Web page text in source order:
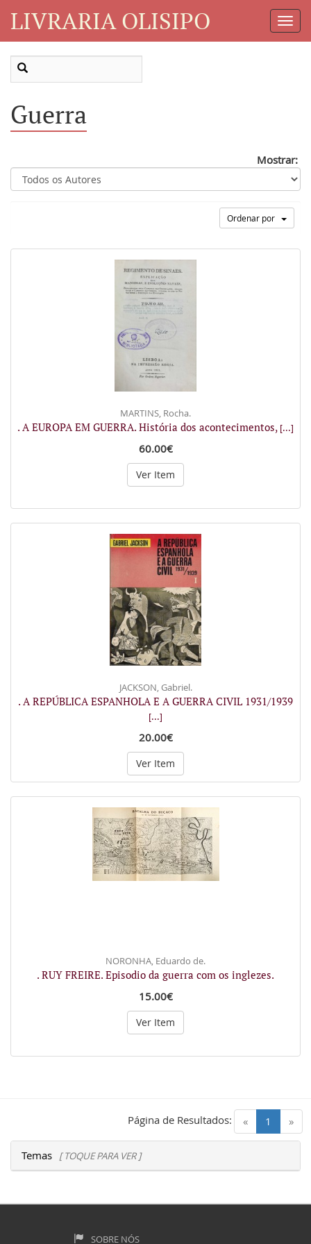
LIVRARIA OLISIPO
Guerra
Mostrar:
Ordenar por
MARTINS, Rocha.
. A EUROPA EM GUERRA. História dos acontecimentos, [...]
60.00€
Ver Item
JACKSON, Gabriel.
. A REPÚBLICA ESPANHOLA E A GUERRA CIVIL 1931/1939
[...]
20.00€
Ver Item
NORONHA, Eduardo de.
. RUY FREIRE. Episodio da guerra com os inglezes.
15.00€
Ver Item
« 1 (current)
»
Página de Resultados:
Temas [ TOQUE PARA VER ]
SOBRE NÓS